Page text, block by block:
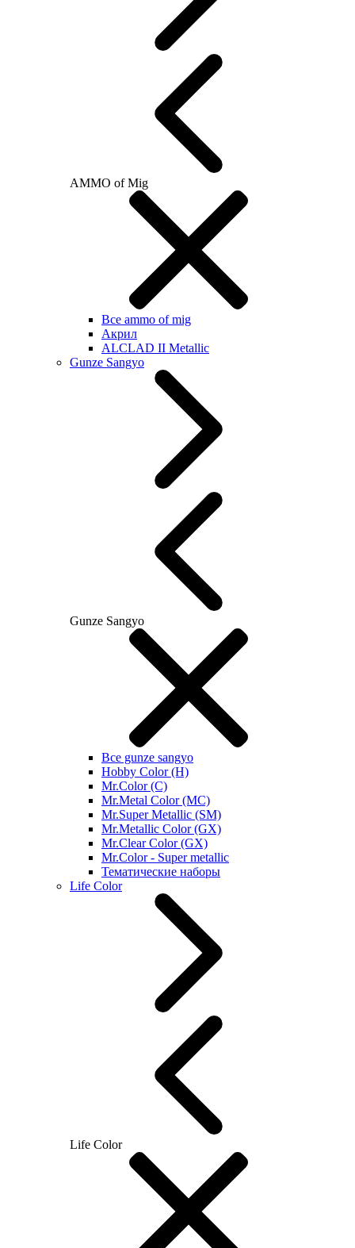
AMMO of Mig
Все ammo of mig
Акрил
ALCLAD II Metallic
Gunze Sangyo
Gunze Sangyo
Все gunze sangyo
Hobby Color (H)
Mr.Color (C)
Mr.Metal Color (MC)
Mr.Super Metallic (SM)
Mr.Metallic Color (GX)
Mr.Clear Color (GX)
Mr.Color - Super metallic
Тематические наборы
Life Color
Life Color